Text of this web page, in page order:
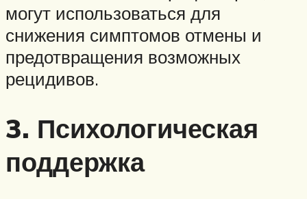
могут использоваться для
снижения симптомов отмены и
предотвращения возможных
рецидивов.
3. Психологическая
поддержка